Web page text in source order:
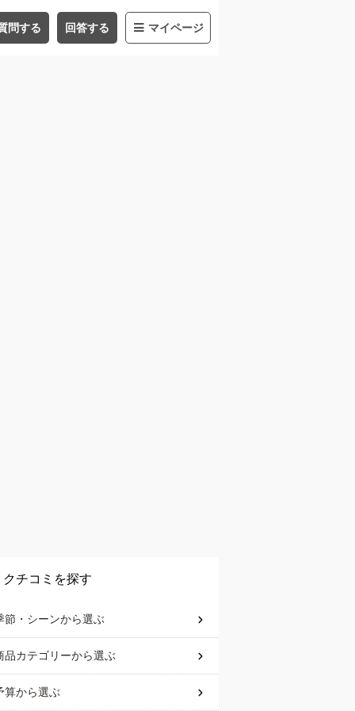
問する 回答する マイページ
クチコミを探す
節・シーンから選ぶ
品カテゴリーから選ぶ
算から選ぶ